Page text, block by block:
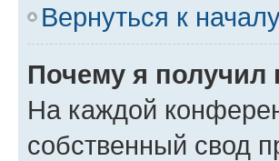
Вернуться к
Почему я получил
На каждой
собственный свод